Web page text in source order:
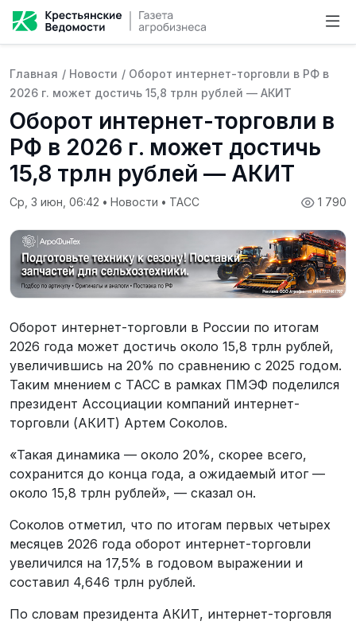
Главная / Новости / Оборот интернет-торговли в РФ в
2026 г. может достичь 15,8 трлн рублей — АКИТ
Оборот интернет-торговли в
РФ в 2026 г. может достичь
15,8 трлн рублей — АКИТ
1 790
Ср, 3 июн, 06:42 • Новости • ТАСС
Оборот интернет-торговли в России по итогам
2026 года может достичь около 15,8 трлн рублей,
увеличившись на 20% по сравнению с 2025 годом.
Таким мнением с ТАСС в рамках ПМЭФ поделился
президент Ассоциации компаний интернет-
торговли (АКИТ) Артем Соколов.
«Такая динамика — около 20%, скорее всего,
сохранится до конца года, а ожидаемый итог —
около 15,8 трлн рублей», — сказал он.
Соколов отметил, что по итогам первых четырех
месяцев 2026 года оборот интернет-торговли
увеличился на 17,5% в годовом выражении и
составил 4,646 трлн рублей.
По словам президента АКИТ, интернет-торговля